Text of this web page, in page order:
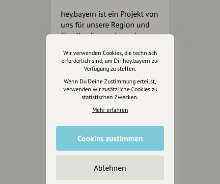
hey.bayern ist ein Projekt von
uns für unsere Region und
für alle, die uns besuchen
Jetzt unterstützen
Wir können leider keine
Spendenquittung ausstellen.
Wir verwenden Cookies, die technisch
erforderlich sind, um Dir hey.bayern zur
Verfügung zu stellen.
Wenn Du Deine Zustimmung erteilst,
verwenden wir zusätzliche Cookies zu
statistischen Zwecken.
Mehr erfahren
Cookies zustimmen
Ablehnen